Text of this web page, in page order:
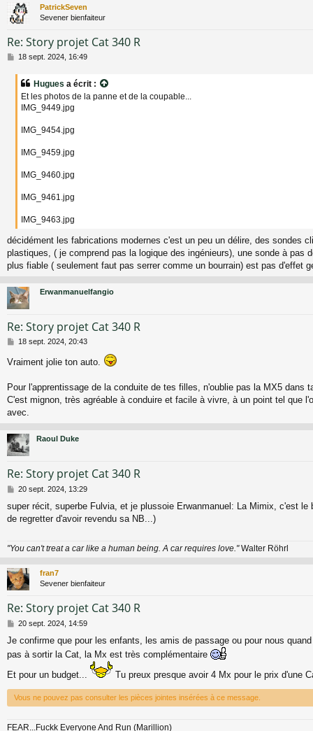
PatrickSeven
Sevener bienfaiteur
Re: Story projet Cat 340 R
M18 sept. 2024, 16:49
Hugues a écrit :
Et les photos de la panne et de la coupable...
IMG_9449.jpg
IMG_9454.jpg
IMG_9459.jpg
IMG_9460.jpg
IMG_9461.jpg
IMG_9463.jpg
décidément les fabrications modernes c'est un peu un délire, des sondes
plastiques, ( je comprend pas la logique des ingénieurs), une sonde à pas
plus fiable ( seulement faut pas serrer comme un bourrain) est pas d'effet
Erwanmanuelfangio
Re: Story projet Cat 340 R
M
s
e
18 sept. 2024, 20:43
Vraiment jolie ton auto.
Pour l'apprentissage de la conduite de tes filles, n'oublie pas la MX5 dans
C'est mignon, très agréable à conduire et facile à vivre, à un point tel que
avec.
Raoul Duke
Re: Story projet Cat 340 R
M
s
s
e
20 sept. 2024, 13:29
super récit, superbe Fulvia, et je plussoie Erwanmanuel: La Mimix, c'est le
de regretter d'avoir revendu sa NB...)
"You can't treat a car like a human being. A car requires love."Walter Röhrl
fran7
Sevener bienfaiteur
Re: Story projet Cat 340 R
M
s
s
g
20 sept. 2024, 14:59
Je confirme que pour les enfants, les amis de passage ou pour nous
pas à sortir la Cat, la Mx est très complémentaire
Et pour un budget...
Tu preux presque avoir 4 Mx pour le prix d'une
Vous ne pouvez pas consulter les pièces jointes insérées à ce message.
FEAR...Fuckk Everyone And Run (Marillion)